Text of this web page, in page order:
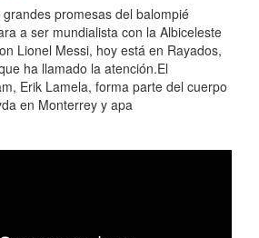
promesas del balompié
a ser mundialista con la Albiceleste
Lionel Messi, hoy está en Rayados,
ha llamado la atención.El
Erik Lamela, forma parte del cuerpo
en Monterrey y apa